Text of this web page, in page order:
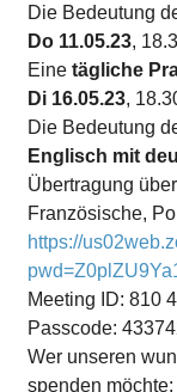
Die Bedeutung
Do 11.05.23,
Eine tägliche
Di 16.05.23,
Die Bedeutung
Englisch mit
Übertragung über
Französische,
https://
Meeting ID: 810
Passcode:
Wer unseren
spenden möchte: